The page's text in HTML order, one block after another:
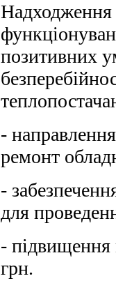
Надходження
позитивних
-
ремонт
-
для
- підвищення
грн.